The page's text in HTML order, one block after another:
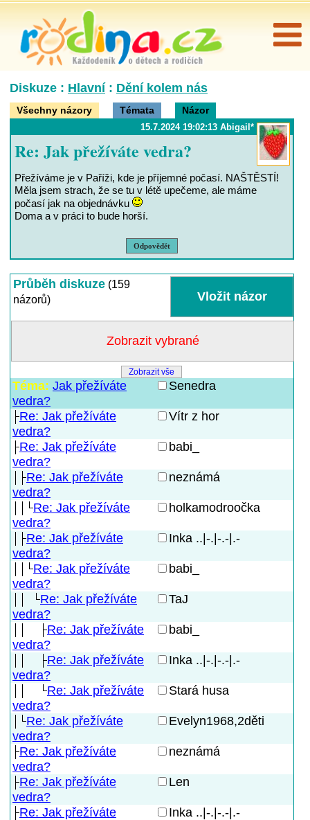
Diskuze : Hlavní: Dění kolem nás
Všechny názory Témata Názor
15.7.2024 19:02:13 Abigail*
Re: Jak přežíváte vedra?
Přežíváme je v Paříži, kde je příjemné počasí. NAŠTĚSTÍ!
Měla jsem strach, že se tu v létě upečeme, ale máme
počasí jak na objednávku
Doma a v práci to bude horší.
Odpovědět
Průběh diskuze (159
názorů)
Zobrazit vše
Téma: Jak přežíváte
vedra?
Senedra
Re: Jak přežíváte
vedra?
Vítr z hor
Re: Jak přežíváte
vedra?
babi_
Re: Jak přežíváte
vedra?
neznámá
Re: Jak přežíváte
vedra?
holkamodroočka
Re: Jak přežíváte
vedra?
Inka ..|-.|-.-|.-
Re: Jak přežíváte
vedra?
babi_
Re: Jak přežíváte
vedra?
TaJ
Re: Jak přežíváte
vedra?
babi_
Re: Jak přežíváte
vedra?
Inka ..|-.|-.-|.-
Re: Jak přežíváte
vedra?
Stará husa
Re: Jak přežíváte
vedra?
Evelyn1968,2děti
Re: Jak přežíváte
vedra?
neznámá
Re: Jak přežíváte
vedra?
Len
Re: Jak přežíváte
Inka ..|-.|-.-|.-